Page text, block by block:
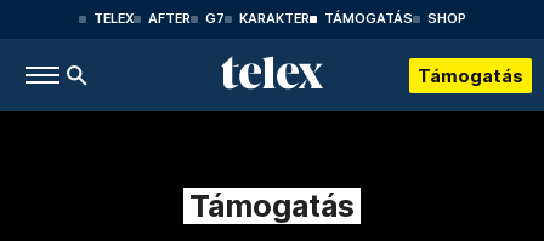
TELEX AFTER G7 KARAKTER TÁMOGATÁS SHOP
Támogatás
Támogatás